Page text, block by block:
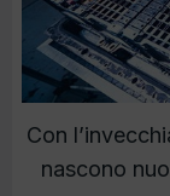
Con
nascono